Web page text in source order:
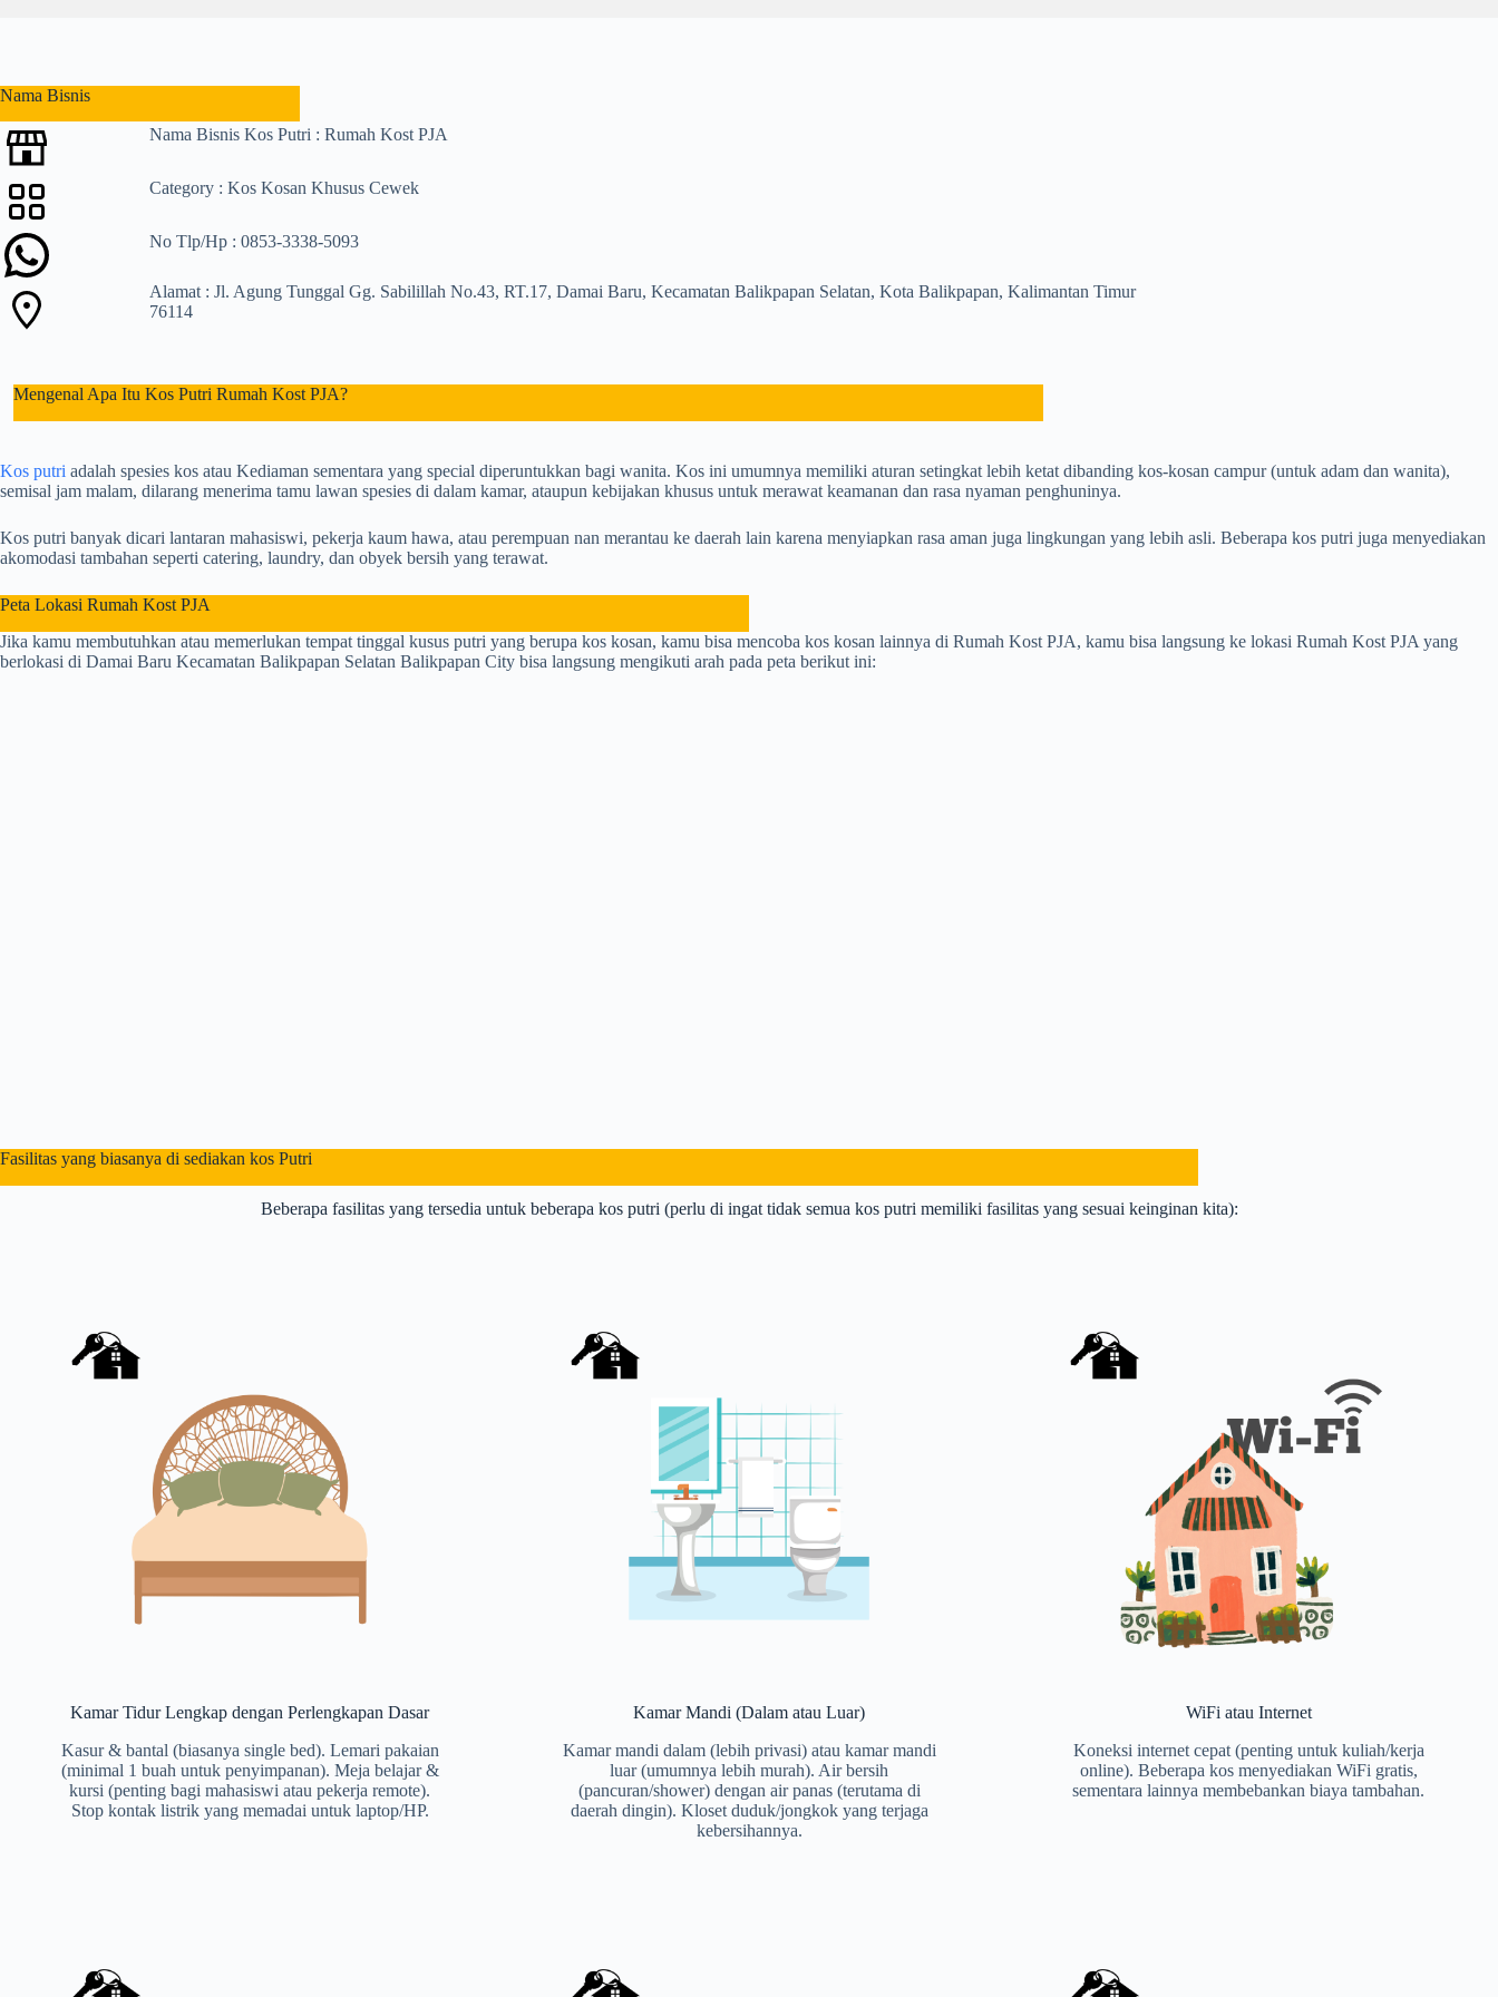
Nama Bisnis
Nama Bisnis Kos Putri : Rumah Kost PJA
Category : Kos Kosan Khusus Cewek
No Tlp/Hp : 0853-3338-5093
Alamat : Jl. Agung Tunggal Gg. Sabilillah No.43, RT.17, Damai Baru, Kecamatan Balikpapan Selatan, Kota Balikpapan, Kalimantan Timur
76114
Mengenal Apa Itu Kos Putri Rumah Kost PJA?
Kos putri adalah spesies kos atau Kediaman sementara yang special diperuntukkan bagi wanita. Kos ini umumnya memiliki aturan setingkat lebih ketat dibanding kos-kosan campur (untuk adam dan wanita),
semisal jam malam, dilarang menerima tamu lawan spesies di dalam kamar, ataupun kebijakan khusus untuk merawat keamanan dan rasa nyaman penghuninya.
Kos putri banyak dicari lantaran mahasiswi, pekerja kaum hawa, atau perempuan nan merantau ke daerah lain karena menyiapkan rasa aman juga lingkungan yang lebih asli. Beberapa kos putri juga menyediakan
akomodasi tambahan seperti catering, laundry, dan obyek bersih yang terawat.
Peta Lokasi Rumah Kost PJA
Jika kamu membutuhkan atau memerlukan tempat tinggal kusus putri yang berupa kos kosan, kamu bisa mencoba kos kosan lainnya di Rumah Kost PJA, kamu bisa langsung ke lokasi Rumah Kost PJA yang
berlokasi di Damai Baru Kecamatan Balikpapan Selatan Balikpapan City bisa langsung mengikuti arah pada peta berikut ini:
Fasilitas yang biasanya di sediakan kos Putri
Beberapa fasilitas yang tersedia untuk beberapa kos putri (perlu di ingat tidak semua kos putri memiliki fasilitas yang sesuai keinginan kita):
Kamar Tidur Lengkap dengan Perlengkapan Dasar
Kasur & bantal (biasanya single bed). Lemari pakaian
(minimal 1 buah untuk penyimpanan). Meja belajar &
kursi (penting bagi mahasiswi atau pekerja remote).
Stop kontak listrik yang memadai untuk laptop/HP.
Kamar Mandi (Dalam atau Luar)
Kamar mandi dalam (lebih privasi) atau kamar mandi
luar (umumnya lebih murah). Air bersih
(pancuran/shower) dengan air panas (terutama di
daerah dingin). Kloset duduk/jongkok yang terjaga
kebersihannya.
WiFi atau Internet
Koneksi internet cepat (penting untuk kuliah/kerja
online). Beberapa kos menyediakan WiFi gratis,
sementara lainnya membebankan biaya tambahan.